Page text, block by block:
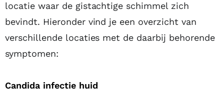
locatie waar de gistachtige schimmel zich
bevindt. Hieronder vind je een overzicht van
verschillende locaties met de daarbij behorende
symptomen:
Candida infectie huid